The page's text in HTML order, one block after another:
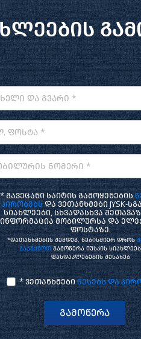
და გვარი *
ფოსტა *
ნომერი *
* გავეცანი საიტის გამოყენების
პირობებსდა ვეთანხმები JYSK-
სიახლეები, სხვადასხვა
ინფორმაცია მობილურსა და
ფოსტაზე.
*დათანხმების შემდეგ, ნებისმიერ დროს
გააუქმოთ გამოწერა იუსკის
ფასდაკლებების შესახებ
* ვეთანხმებიწესებს და
გამოწერა